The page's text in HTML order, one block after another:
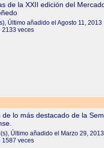
de la XXII edición del
Último añadido el Agosto 11, 2013
2133 veces
de lo más destacado de la
Último añadido el Marzo 29, 2013
1587 veces